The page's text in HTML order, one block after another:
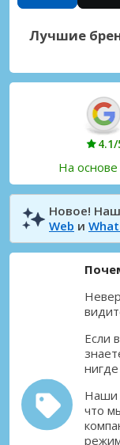
Лучшие
4.1/
На основе
Новое! Наш
Web и
Если
Наши
что